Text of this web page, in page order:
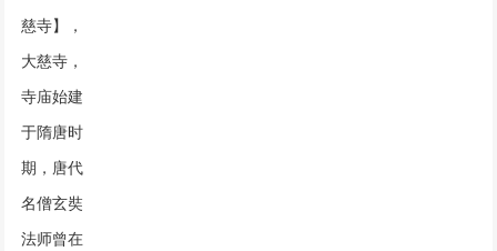
慈寺】，
大慈寺，
寺庙始建
于隋唐时
期，唐代
名僧玄奘
法师曾在